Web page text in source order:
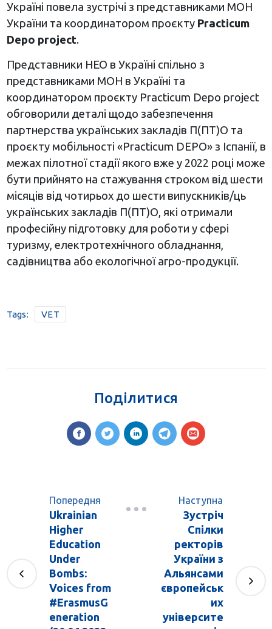
Україні повела зустрічі з представниками МОН
України та координатором проєкту Practicum
Depo project.
Представники НЕО в Україні спільно з
представниками МОН в Україні та
координатором проєкту Practicum Depo project
обговорили деталі щодо забезпечення
партнерства українських закладів П(ПТ)О та
проєкту мобільності «Practicum DEPO» з Іспанії, в
межах пілотної стадії якого вже у 2022 році може
бути прийнято на стажування строком від шести
місяців від чотирьох до шести випускників/ць
українських закладів П(ПТ)О, які отримали
професійну підготовку для роботи у сфері
туризму, електротехнічного обладнання,
садівництва або екологічної агро-продукції.
Tags: VET
Поділитися
Попередня
Ukrainian
Higher
Education
Under
Bombs:
Voices from
#ErasmusG
eneration
Наступна
Зустріч
Спілки
ректорів
України з
Альянсами
європейськ
их
університе